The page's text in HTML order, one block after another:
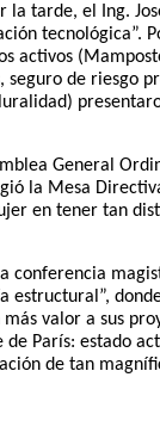
la tarde, el Ing.
tecnológica”.
activos
seguro de riesgo
General
la Mesa
en tener tan
conferencia
estructural”,
valor a sus
París: estado
de tan